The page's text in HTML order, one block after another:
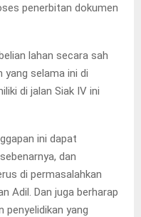
penerbitan dokumen
lahan secara sah
yang selama ini di
di jalan Siak IV ini
ini dapat
dan
di permasalahkan
Adil. Dan juga berharap
penyelidikan yang